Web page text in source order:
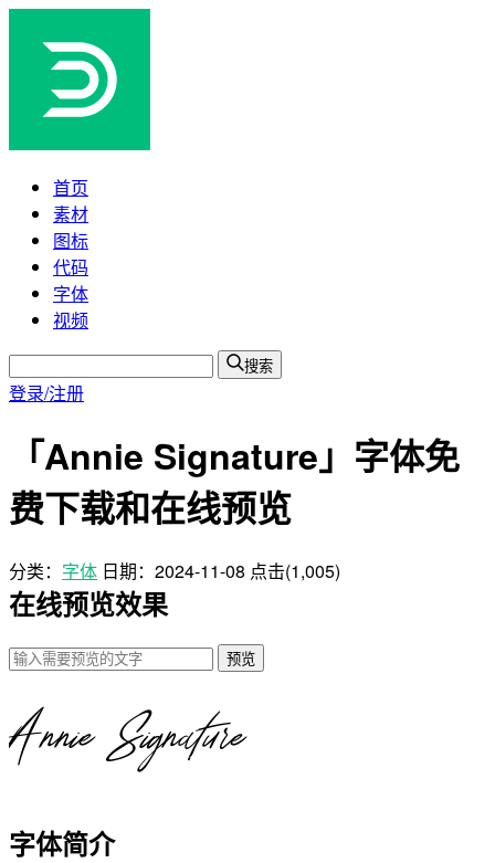
首页
素材
图标
代码
字体
视频
搜索
登录/注册
「Annie Signature」字体免
费下载和在线预览
分类： 字体 日期： 2024-11-08 点击(1,005)
在线预览效果
预览
字体简介